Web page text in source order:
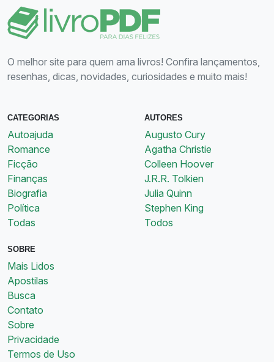
O melhor site para quem ama livros! Confira lançamentos,
resenhas, dicas, novidades, curiosidades e muito mais!
CATEGORIAS
Autoajuda
Romance
Ficção
Finanças
Biografia
Política
Todas
AUTORES
Augusto Cury
Agatha Christie
Colleen Hoover
J.R.R. Tolkien
Julia Quinn
Stephen King
Todos
SOBRE
Mais Lidos
Apostilas
Busca
Contato
Sobre
Privacidade
Termos de Uso